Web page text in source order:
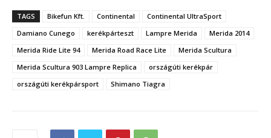
TAGS Bikefun Kft. Continental
Continental UltraSport
Damiano Cunego
kerékpárteszt Lampre Merida
Merida 2014
Merida Ride Lite 94
Merida Road Race Lite
Merida Scultura
Merida Scultura 903 Lampre Replica
országúti kerékpár
országúti kerékpársport
Shimano Tiagra